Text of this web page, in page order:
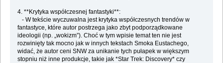
4. **Krytyka współczesnej fantastyki**:
- W tekście wyczuwalna jest krytyka współczesnych trendów w
fantastyce, które autor postrzega jako zbyt podporządkowane
ideologii (np. „wokizm”). Choć w tym wpisie temat ten nie jest
rozwinięty tak mocno jak w innych tekstach Smoka Eustachego,
widać, że autor ceni SNW za unikanie tych pułapek w większym
stopniu niż inne produkcje, takie jak *Star Trek: Discovery* czy